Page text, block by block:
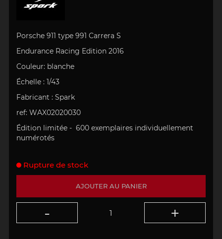
Porsche 911 type 991 Carrera S
Endurance Racing Edition 2016
Couleur: blanche
Échelle : 1/43
Fabricant : Spark
ref: WAX02020030
Édition limitée - 600 exemplaires individuellement
numérotés
AJOUTER AU PANIER
Rupture de stock